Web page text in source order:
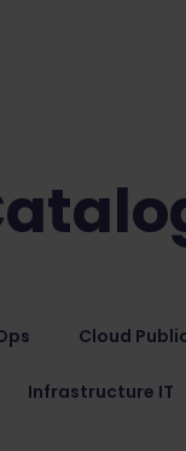
Cloud
Infrastructure IT